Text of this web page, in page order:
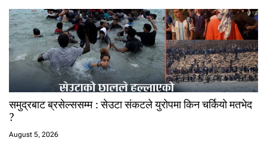
समुद्रबाट ब्रसेल्ससम्म : सेउटा संकटले युरोपमा किन चर्कियो मतभेद
?
August 5, 2026